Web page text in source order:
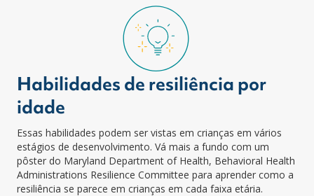
Habilidades de resiliência por
idade
Essas habilidades podem ser vistas em crianças em vários
estágios de desenvolvimento. Vá mais a fundo com um
pôster do Maryland Department of Health, Behavioral Health
Administrations Resilience Committee para aprender como a
resiliência se parece em crianças em cada faixa etária.